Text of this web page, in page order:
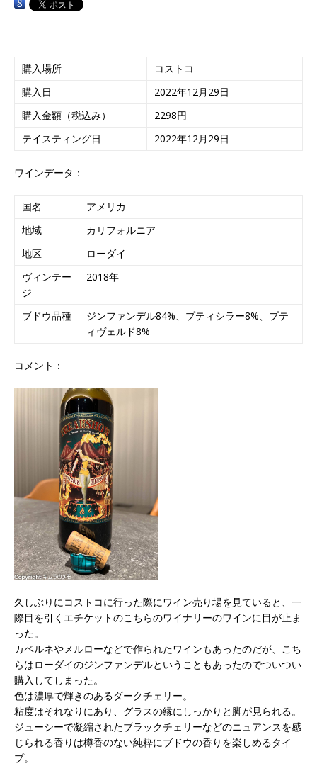
購入場所
コストコ
購入日
2022年12月29日
購入金額（税込み）
2298円
テイスティング日
2022年12月29日
ワインデータ：
国名
アメリカ
地域
カリフォルニア
地区
ローダイ
ヴィンテー
ジ
2018年
ブドウ品種
ジンファンデル84%、プティシラー8%、プテ
ィヴェルド8%
コメント：
久しぶりにコストコに行った際にワイン売り場を見ていると、一
際目を引くエチケットのこちらのワイナリーのワインに目が止ま
った。
カベルネやメルローなどで作られたワインもあったのだが、こち
らはローダイのジンファンデルということもあったのでついつい
購入してしまった。
色は濃厚で輝きのあるダークチェリー。
粘度はそれなりにあり、グラスの縁にしっかりと脚が見られる。
ジューシーで凝縮されたブラックチェリーなどのニュアンスを感
じられる香りは樽香のない純粋にブドウの香りを楽しめるタイ
プ。